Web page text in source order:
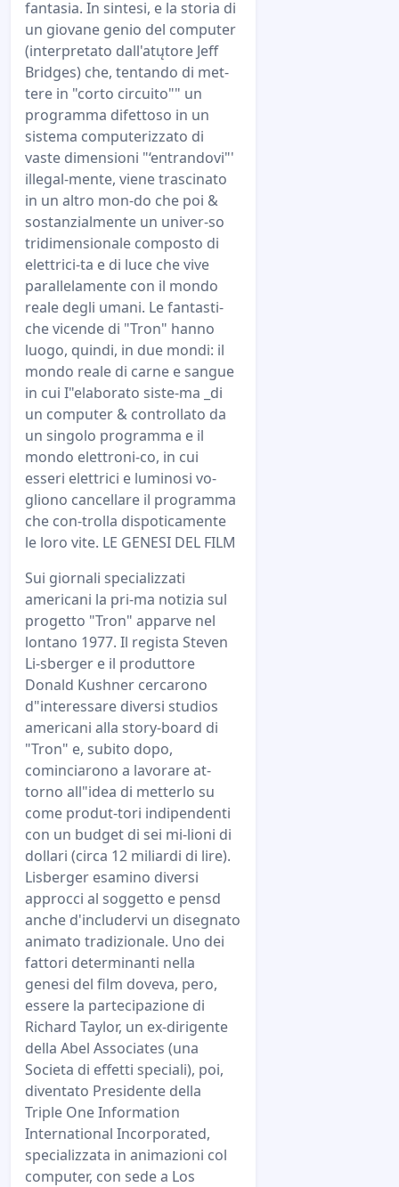
fantasia. In sintesi, e la storia di
un giovane genio del computer
(interpretato dall'atųtore Jeff
Bridges) che, tentando di met-
tere in "corto circuito"" un
programma difettoso in un
sistema computerizzato di
vaste dimensioni "‘entrandovi"'
illegal-mente, viene trascinato
in un altro mon-do che poi &
sostanzialmente un univer-so
tridimensionale composto di
elettrici-ta e di luce che vive
parallelamente con il mondo
reale degli umani. Le fantasti-
che vicende di "Tron" hanno
luogo, quindi, in due mondi: il
mondo reale di carne e sangue
in cui I"elaborato siste-ma _di
un computer & controllato da
un singolo programma e il
mondo elettroni-co, in cui
esseri elettrici e luminosi vo-
gliono cancellare il programma
che con-trolla dispoticamente
le loro vite. LE GENESI DEL FILM
Sui giornali specializzati
americani la pri-ma notizia sul
progetto "Tron" apparve nel
lontano 1977. Il regista Steven
Li-sberger e il produttore
Donald Kushner cercarono
d"interessare diversi studios
americani alla story-board di
"Tron" e, subito dopo,
cominciarono a lavorare at-
torno all"idea di metterlo su
come produt-tori indipendenti
con un budget di sei mi-lioni di
dollari (circa 12 miliardi di lire).
Lisberger esamino diversi
approcci al soggetto e pensd
anche d'includervi un disegnato
animato tradizionale. Uno dei
fattori determinanti nella
genesi del film doveva, pero,
essere la partecipazione di
Richard Taylor, un ex-dirigente
della Abel Associates (una
Societa di effetti speciali), poi,
diventato Presidente della
Triple One Information
International Incorporated,
specializzata in animazioni col
computer, con sede a Los